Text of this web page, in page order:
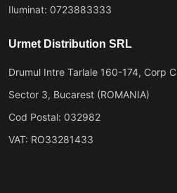
Iluminat: 0723883333
Urmet Distribution SRL
Drumul Intre Tarlale 160-174, Corp
Sector 3, Bucarest (ROMANIA)
Cod Postal: 032982
VAT: RO33281433